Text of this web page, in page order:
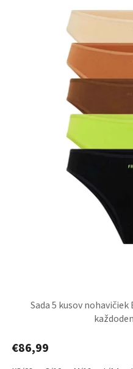
Sada 5 kusov
€86,99